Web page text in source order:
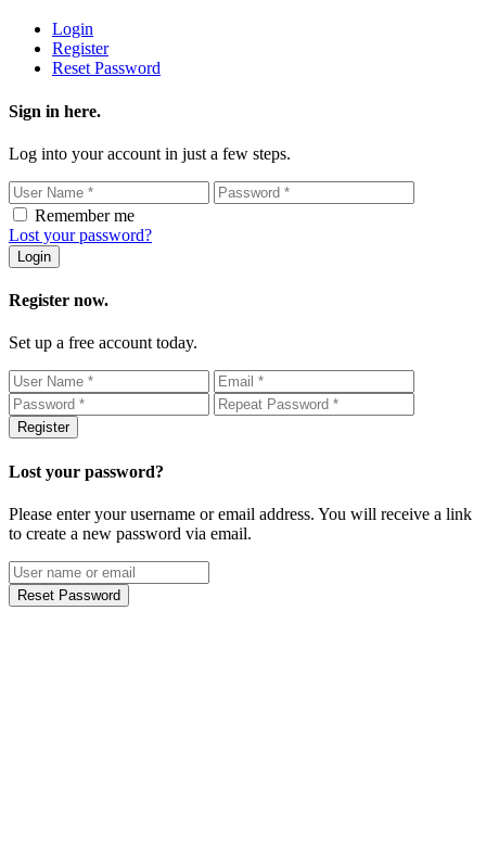
Login
Register
Reset Password
Sign in here.
Log into your account in just a few steps.
Remember me
Lost your password?
Login
Register now.
Set up a free account today.
Register
Lost your password?
Please enter your username or email address. You will receive a link
to create a new password via email.
Reset Password